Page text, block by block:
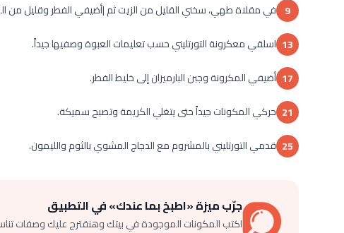
9 في مقلاة طهي، سخني القليل من الزيت ثم |أضيفي الفطر وقليل من
13 اسلقي معكرونة التورتليني حسب تعليمات العبوة وصفيها جيداً.
17 أضيفي المكرونة وجبن البارميزان إلى خليط الفطر.
21 حركي المكونات جيداً حتى يتغلي الكريمة وتصبح سميكة.
25 قدمي التورتليني بالمشروم مع الدجاج المشوي بالثوم والليمون.
جرّب ميزة «اطبخ بما عندك» في التطبيق
اكتب المكونات الموجودة في بيتك وهنقترح عليك وصفات